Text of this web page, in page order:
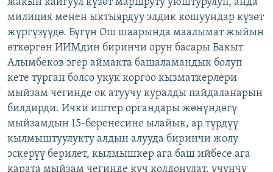
ЫҢГАЙСЫЗ СУРООЛОР
ЭЕ/АРнун бардык сайттары
милиция менен ыктыярдуу элдик кошуундар күзөт
жүргүзүүдө. Бүгүн Ош шаарында маалымат жыйын
өткөргөн ИИМдин биринчи орун басары Бакыт
Алымбеков эгер аймакта башаламандык болуп
кете турган болсо укук коргоо кызматкерлери
мыйзам чегинде ок атуучу куралды пайдаланарын
билдирди. Ички иштер органдары жөнүндөгү
мыйзамдын 15-беренесине ылайык, ар түрдүү
кылмыштуулукту алдын алууда биринчи жолу
эскерүү берилет, кылмышкер ага баш ийбесе ага
карата мыйзам чегинде күч колдонулат, үчүнчү